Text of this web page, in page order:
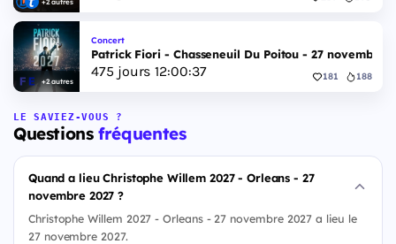
+2 autres
Concert
Patrick Fiori - Chasseneuil Du Poitou - 27 novembre
475 jours 12:00:36 181 188
LE SAVIEZ-VOUS ?
Questionsfréquentes
Quand a lieu Christophe Willem 2027 - Orleans - 27
novembre 2027 ?
Christophe Willem 2027 - Orleans - 27 novembre 2027 a lieu le
27 novembre 2027.